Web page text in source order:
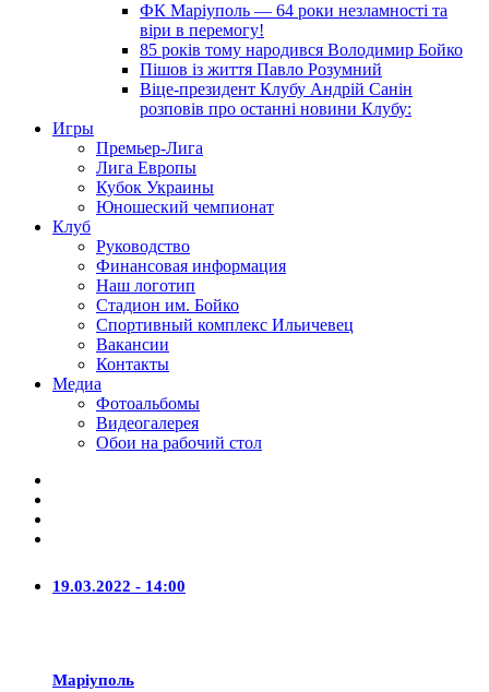
ФК Маріуполь — 64 роки незламності та
віри в перемогу!
85 років тому народився Володимир Бойко
Пішов із життя Павло Розумний
Віце-президент Клубу Андрій Санін
розповів про останні новини Клубу:
Игры
Премьер-Лига
Лига Европы
Кубок Украины
Юношеский чемпионат
Клуб
Руководство
Финансовая информация
Наш логотип
Стадион им. Бойко
Спортивный комплекс Ильичевец
Вакансии
Контакты
Медиа
Фотоальбомы
Видеогалерея
Обои на рабочий стол
19.03.2022 - 14:00
Маріуполь